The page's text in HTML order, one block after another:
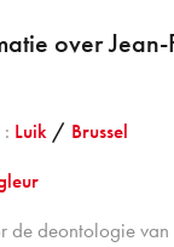
over Jean-
Luik / Brussel
de deontologie